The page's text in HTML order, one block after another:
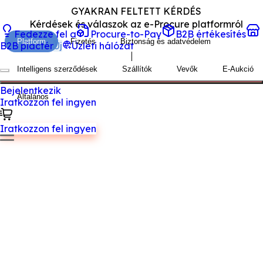
Fedezze fel a Procure-to-Pay
B2B értékesítés
B2B piactérÚj Üzleti hálózat
Bejelentkezik
Iratkozzon fel ingyen
Iratkozzon fel ingyen
GYAKRAN FELTETT KÉRDÉS
Kérdések és válaszok az e-Procure platformról
Platform Fizetés Biztonság és adatvédelem
Intelligens szerződések Szállítók Vevők E-Aukció
Általános
Tradeics?
egy SaaS-alapú piactér, amely lehetővé teszi